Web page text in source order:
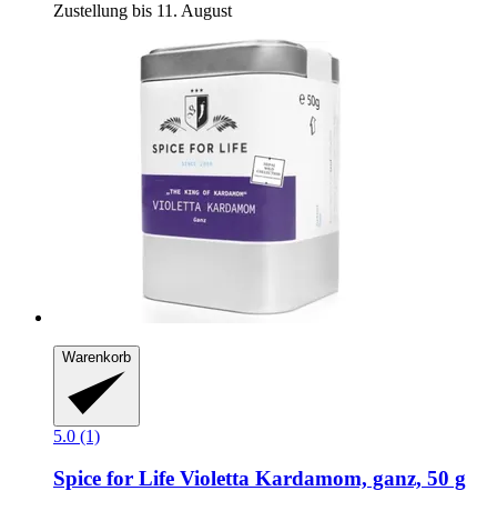
Zustellung bis 11. August
Warenkorb
5.0 (1)
Spice for Life Violetta Kardamom, ganz, 50 g